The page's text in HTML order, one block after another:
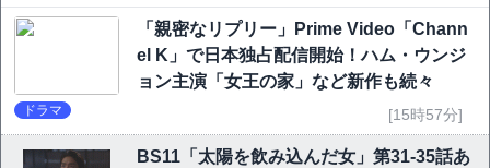
「親密なリプリー」Prime Video「Chann
el K」で日本独占配信開始！ハム・ウンジ
ョン主演「女王の家」など新作も続々
ドラマ [15時57分]
BS11「太陽を飲み込んだ女」第31-35話あ